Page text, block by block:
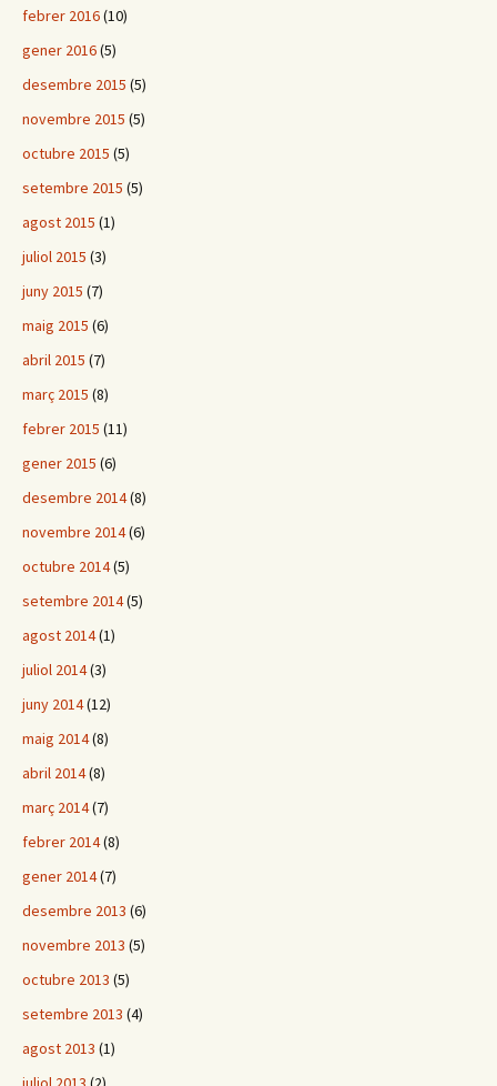
febrer 2016(10)
gener 2016(5)
desembre 2015 (5)
novembre 2015 (5)
octubre 2015 (5)
setembre 2015 (5)
agost 2015 (1)
juliol 2015 (3)
juny 2015 (7)
maig 2015 (6)
abril 2015 (7)
març 2015 (8)
febrer 2015 (11)
gener 2015 (6)
desembre 2014(8)
novembre 2014(6)
octubre 2014(5)
setembre 2014(5)
agost 2014(1)
juliol 2014(3)
juny 2014(12)
maig 2014(8)
abril 2014(8)
març 2014(7)
febrer 2014(8)
gener 2014(7)
desembre 2013 (6)
novembre 2013 (5)
octubre 2013 (5)
setembre 2013 (4)
agost 2013 (1)